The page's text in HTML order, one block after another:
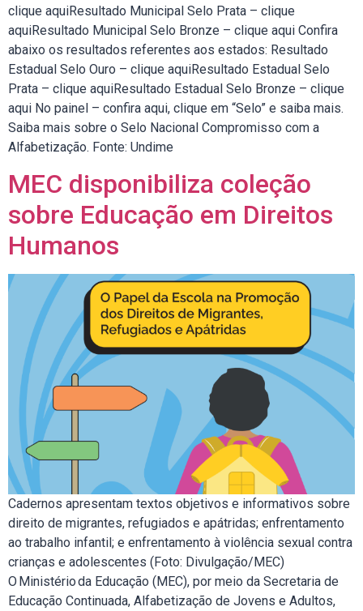
clique aquiResultado Municipal Selo Prata – clique
aquiResultado Municipal Selo Bronze – clique aqui Confira
abaixo os resultados referentes aos estados: Resultado
Estadual Selo Ouro – clique aquiResultado Estadual Selo
Prata – clique aquiResultado Estadual Selo Bronze – clique
aqui No painel – confira aqui, clique em “Selo” e saiba mais.
Saiba mais sobre o Selo Nacional Compromisso com a
Alfabetização. Fonte: Undime
MEC disponibiliza coleção
sobre Educação em Direitos
Humanos
Cadernos apresentam textos objetivos e informativos sobre
direito de migrantes, refugiados e apátridas; enfrentamento
ao trabalho infantil; e enfrentamento à violência sexual contra
crianças e adolescentes (Foto: Divulgação/MEC)
O Ministério da Educação (MEC), por meio da Secretaria de
Educação Continuada, Alfabetização de Jovens e Adultos,